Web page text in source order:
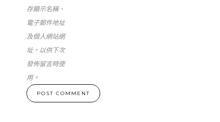
存顯示名稱、
電子郵件地址
及個人網站網
址，以供下次
發佈留言時使
用。